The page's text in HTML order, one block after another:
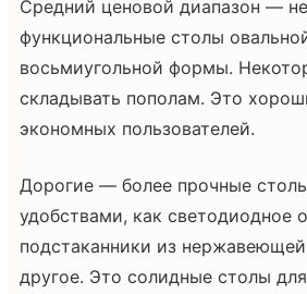
Средний ценовой диапазон —
функциональные столы
восьмиугольной формы.
складывать пополам. Это
экономных пользователей.
Дорогие — более прочные
удобствами, как светодиодное
подстаканники из
другое. Это солидные столы